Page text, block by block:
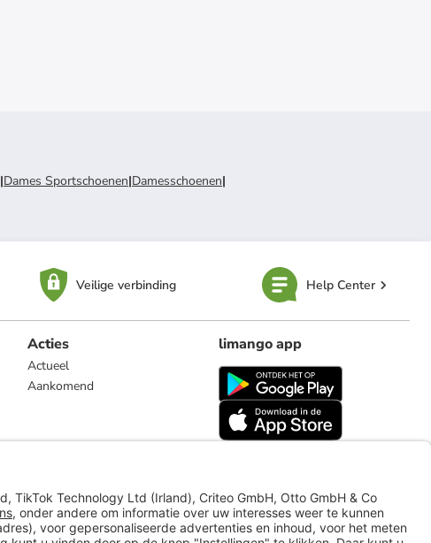
|Dames Sportschoenen|Damesschoenen|
Veilige verbinding Help Center
Acties
Actueel
Aankomend
limango app